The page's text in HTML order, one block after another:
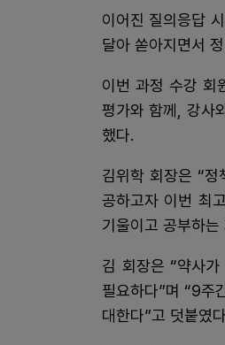
이어진 질의응답
달아 쏟아지면서
이번 과정 수강 회
평가와 함께, 강사
했다.
김위학 회장은 “
공하고자 이번 최
기울이고 공부하
김 회장은 “약사
필요하다”며 “9주
대한다”고 덧붙였